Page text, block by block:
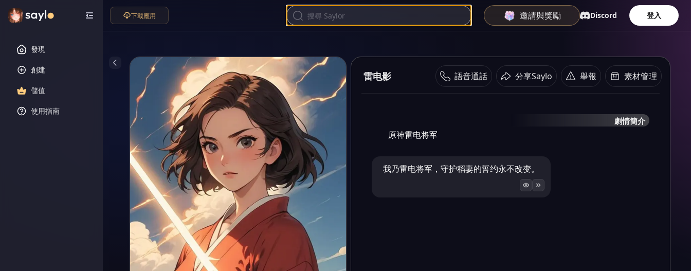
發現
創建
儲值
使用指南
下載應用 邀請與獎勵 Discord 登入
雷电影 語音通話 分享Saylo 舉報 素材管理
劇情簡介
原神雷电将军
我乃雷电将军，守护稻妻的誓约永不改变。